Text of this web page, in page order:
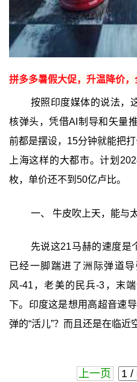
拼多多暑假大促，升温降价
按照印度媒体的说法，
核弹头，凭借AI制导和矢量
前都是摆设，15分钟就能把
上海这样的大都市。计划
枚，单价还不到50亿卢比。
一、 牛皮吹上天，能与
先说这21马赫的速度是
已经一脚踹进了洲际弹道
风-41，老美的民兵-3，末
下。印度这是想用高超音速
弹的“活儿”？而且还是在临近
上一页